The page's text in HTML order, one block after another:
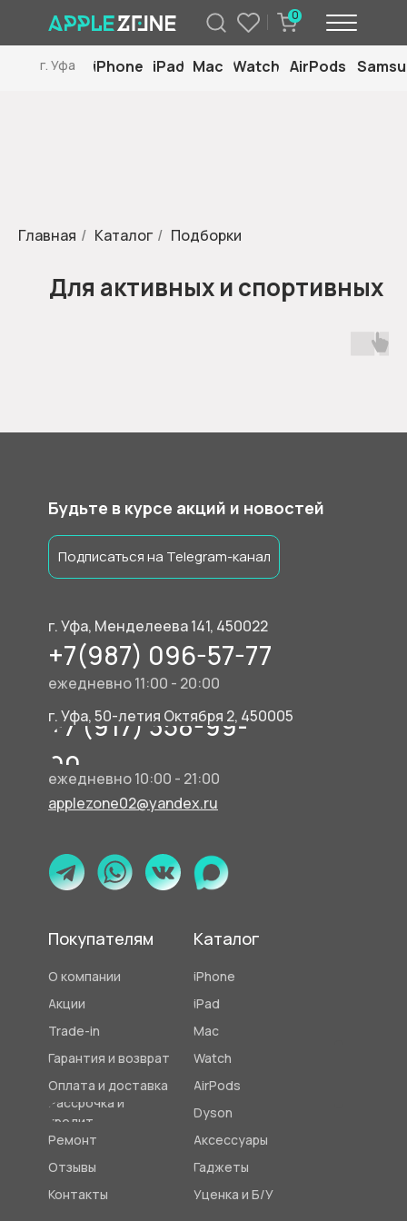
0
iPhone iPad Mac Watch AirPods
г. Уфа
Главная / Каталог / Подборки
Для активных и спортивных
О компании
Будьте в курсе акций и новостей
Акции
Trade-in
Гарантия и возврат
Оплата и доставка
г. Уфа, Менделеева 141, 450022
Рассрочка и
кредит
+7(987) 096-57-77
Ремонт
г. Уфа, 50-летия Октября 2, 450005
Отзывы
+7 (917) 358-99-
90
Контакты
ежедневно 10:00 - 21:00
Покупателям
applezone02@yandex.ru
iPhone
iPad
Mac
Watch
AirPods
Каталог
Подписаться на Telegram-канал
Аксессуары
Гаджеты
Уценка и Б/У
Dyson
ежедневно 11:00 - 20:00